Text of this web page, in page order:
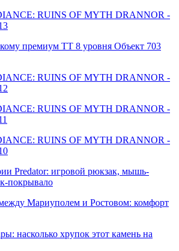
RUINS OF MYTH DRANNOR -
премиум ТТ 8 уровня Объект 703
RUINS OF MYTH DRANNOR -
RUINS OF MYTH DRANNOR -
RUINS OF MYTH DRANNOR -
Predator: игровой рюкзак, мышь-
покрывало
Мариуполем и Ростовом: комфорт
насколько хрупок этот камень на